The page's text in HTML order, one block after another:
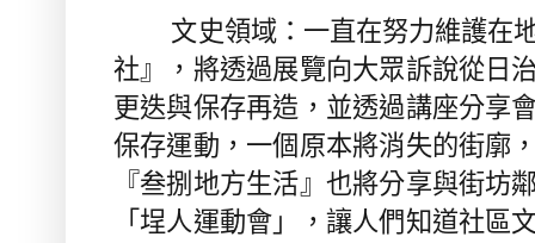
文史領域：一直在努力維護在地
社』，將透過展覽向大眾訴說從日
更迭與保存再造，並透過講座分享
保存運動，一個原本將消失的街廓
『叁捌地方生活』也將分享與街坊
「埕人運動會」，讓人們知道社區